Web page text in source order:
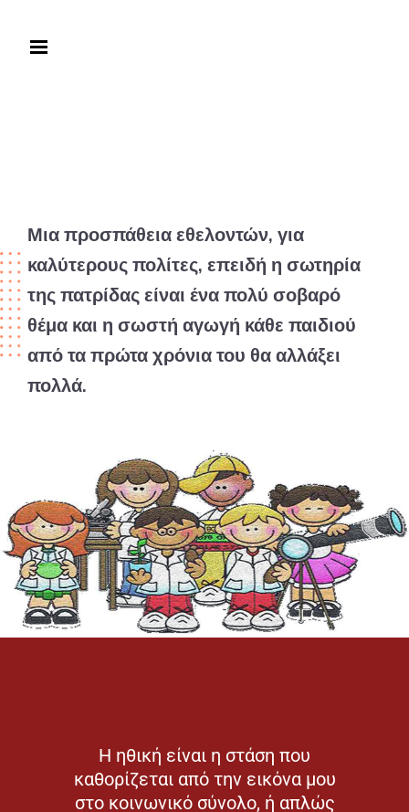
Μια προσπάθεια εθελοντών, για
καλύτερους πολίτες, επειδή η σωτηρία
της πατρίδας είναι ένα πολύ σοβαρό
θέμα και η σωστή αγωγή κάθε παιδιού
από τα πρώτα χρόνια του θα αλλάξει
πολλά.
Η ηθική είναι η στάση που
καθορίζεται από την εικόνα μου
στο κοινωνικό σύνολο, ή απλώς